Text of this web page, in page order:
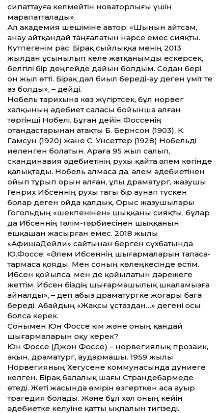
сипаттауға келмейтін новаторлығы үшін
марапатталады».
Ал академия шешіміне автор: «Шынын айтсам,
анау айтқандай таңғалатын нәрсе емес сияқты.
Күтпегенім рас. Бірақ сыйлыққа менің 2013
жылдан ұсынылып келе жатқанымды ескерсек,
белгілі бір деңгейде дайын болдым. Содан бері
он жыл өтті. Бірақ дәл биыл береді-ау деген үміт те
аз болды», – дейді.
Нобель тарихына көз жүгіртсек, бұл норвег
халқының әдебиет саласы бойынша алған
төртінші Нобелі. Бұған дейін Фоссенің
отандастарынан атақты Б. Бернсон (1903), К.
Гамсун (1920) және С. Унсеттер (1928) Нобельді
иеленген болатын. Араға 95 жыл салып,
скандинавия әдебиетінің рухы қайта әлем көгінде
қалықтады. Нобель алмаса да, әлем әдебиетінен
ойып тұрып орын алған, ұлы драматург, жазушы
Генрих Ибсеннің рухы тағы бір аунап түскен
болар деген ойда қалдық. Орыс жазушылары
Гоголь­дың «шекпенінен» шыққаны сияқты, бұлар
да Ибсеннің тәлім-тәрбиесінен шыққанын
ешқашан жасырған емес. 2018 жылы
«АфишаДейли» сайтынан берген сұхбатында
Ю.Фоссе: «Әлем Ибсеннің шығармаларын таласа-
тармаса қояды. Мен соның көлеңкесінде өстім.
Ибсен қойылса, мен де қойылатын дәрежеге
жеттім. Ибсен біздің шығармашылық шкаламызға
айналды», – деп абыз драматургке жоғары баға
береді. Абайдың «Жақсы ұстаздан…» дегені осы
болса керек.
Сонымен Юн Фоссе кім және оның қандай
шығармаларын оқу керек?
Юн Фоссе (Джон Фоссе) – норвегиялық прозаик,
ақын, драматург, аудармашы. 1959 жылы
Норвегияның Хегусене коммунасында дүниеге
келген. Бірақ балалық шағы Страндебармеде
өтеді. Жеті жасында өмірін өзгерткен аса ауыр
трагедия болады. Және бұл хәл оның кейін
әдебиетке келуіне қатты ықпалын тигізеді.